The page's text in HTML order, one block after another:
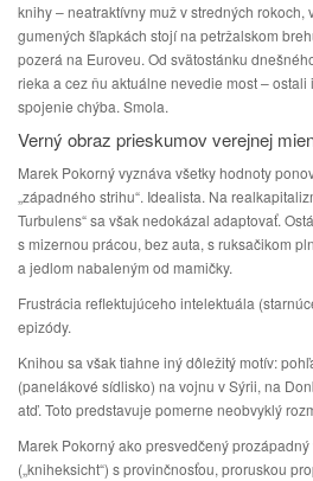
knihy – neatraktívny muž v stredných rokoch,
gumených šľapkách stojí na petržalskom
pozerá na Euroveu. Od svätostánku
rieka a cez ňu aktuálne nevedie most –
spojenie chýba. Smola.
Verný obraz prieskumov verejnej
Marek Pokorný vyznáva všetky hodnoty
„západného strihu“. Idealista. Na
Turbulens“ sa však nedokázal adaptovať.
s mizernou prácou, bez auta, s ruksačikom
a jedlom nabaleným od mamičky.
Frustrácia reflektujúceho intelektuála
epizódy.
Knihou sa však tiahne iný dôležitý motív:
(panelákové sídlisko) na vojnu v Sýrii, na
atď. Toto predstavuje pomerne neobvyklý
Marek Pokorný ako presvedčený
(„kniheksicht“) s provinčnosťou, proruskou